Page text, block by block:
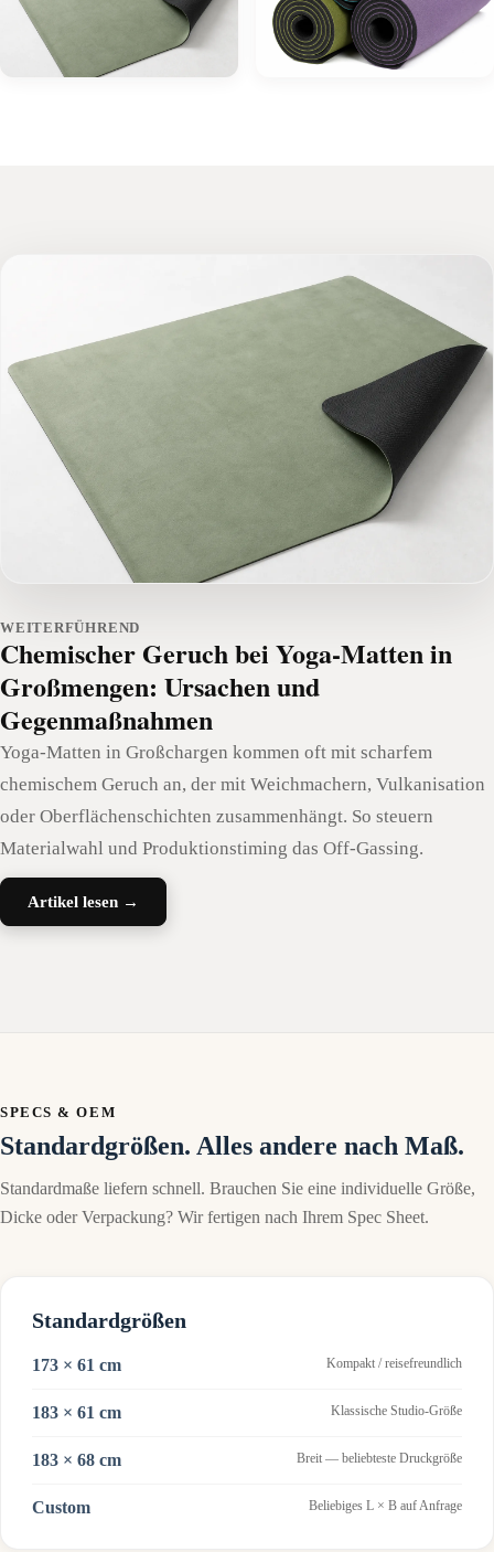
WEITERFÜHREND
Chemischer Geruch bei Yoga-Matten in
Großmengen: Ursachen und
Gegenmaßnahmen
Yoga-Matten in Großchargen kommen oft mit scharfem
chemischem Geruch an, der mit Weichmachern, Vulkanisation
oder Oberflächenschichten zusammenhängt. So steuern
Materialwahl und Produktionstiming das Off-Gassing.
Artikel lesen →
SPECS & OEM
Standardgrößen. Alles andere nach Maß.
Standardmaße liefern schnell. Brauchen Sie eine individuelle Größe,
Dicke oder Verpackung? Wir fertigen nach Ihrem Spec Sheet.
Standardgrößen
173 × 61 cm Kompakt / reisefreundlich
183 × 61 cm Klassische Studio-Größe
183 × 68 cm Breit — beliebteste Druckgröße
Custom Beliebiges L × B auf Anfrage